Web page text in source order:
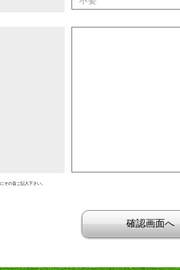
その旨ご記入下さい。